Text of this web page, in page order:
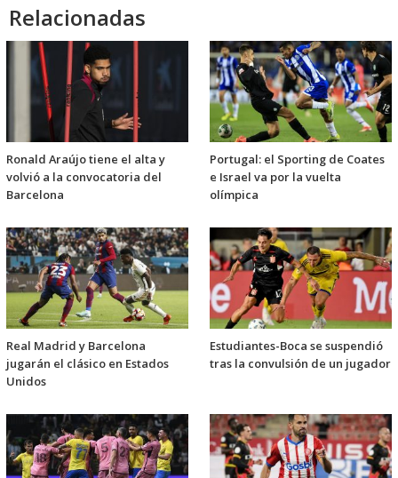
Relacionadas
Ronald Araújo tiene el alta y
volvió a la convocatoria del
Barcelona
Portugal: el Sporting de Coates
e Israel va por la vuelta
olímpica
Real Madrid y Barcelona
jugarán el clásico en Estados
Unidos
Estudiantes-Boca se suspendió
tras la convulsión de un jugador